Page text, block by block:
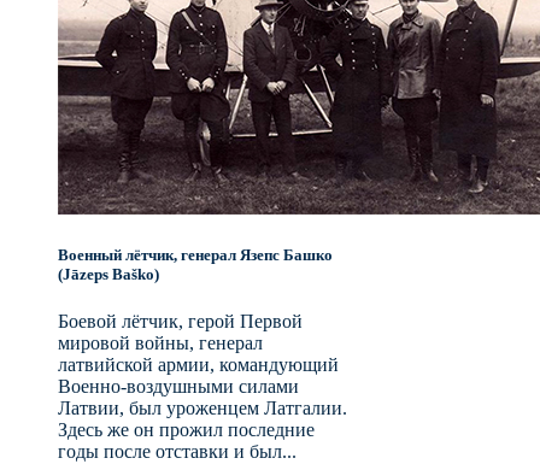
Военный лётчик, генерал Язепс Башко
(Jāzeps Baško)
Боевой лётчик, герой Первой
мировой войны, генерал
латвийской армии, командующий
Военно-воздушными силами
Латвии, был уроженцем Латгалии.
Здесь же он прожил последние
годы после отставки и был...